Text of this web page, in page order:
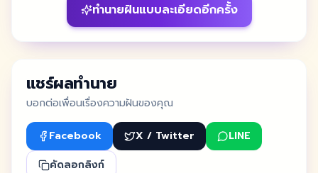
ทำนายฝันแบบละเอียดอีกครั้ง
แชร์ผลทำนาย
บอกต่อเพื่อนเรื่องความฝันของคุณ
Facebook X / Twitter
LINE
คัดลอกลิงก์